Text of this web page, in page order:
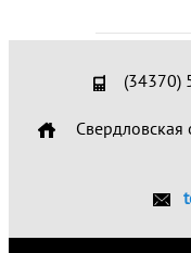
(34370)
Свердловская